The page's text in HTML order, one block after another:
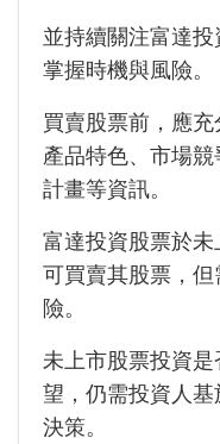
並持續關注富達
掌握時機與風險。
買賣股票前，應充
產品特色、市場
計畫等資訊。
富達投資股票於
可買賣其股票，
險。
未上市股票投資
望，仍需投資人
決策。